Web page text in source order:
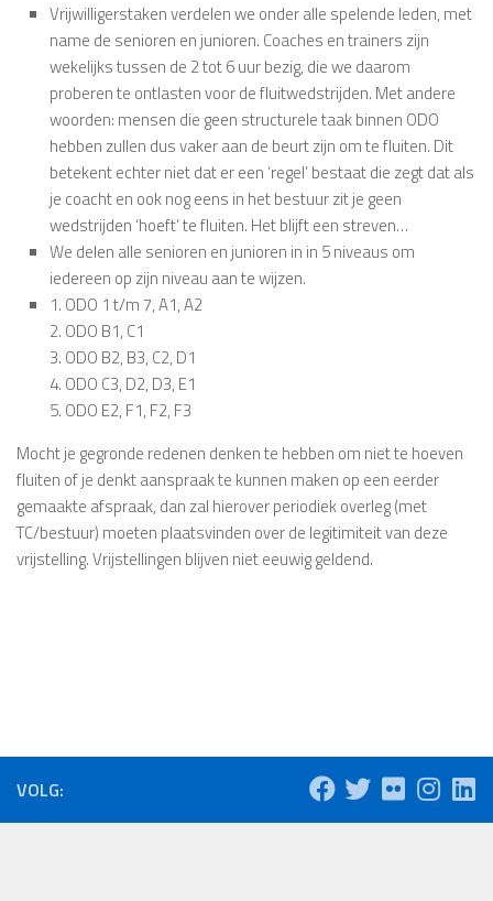
Vrijwilligerstaken verdelen we onder alle spelende leden, met
name de senioren en junioren. Coaches en trainers zijn
wekelijks tussen de 2 tot 6 uur bezig, die we daarom
proberen te ontlasten voor de fluitwedstrijden. Met andere
woorden: mensen die geen structurele taak binnen ODO
hebben zullen dus vaker aan de beurt zijn om te fluiten. Dit
betekent echter niet dat er een ‘regel’ bestaat die zegt dat als
je coacht en ook nog eens in het bestuur zit je geen
wedstrijden ‘hoeft’ te fluiten. Het blijft een streven…
We delen alle senioren en junioren in in 5 niveaus om
iedereen op zijn niveau aan te wijzen.
1. ODO 1 t/m 7, A1, A2
2. ODO B1, C1
3. ODO B2, B3, C2, D1
4. ODO C3, D2, D3, E1
5. ODO E2, F1, F2, F3
Mocht je gegronde redenen denken te hebben om niet te hoeven
fluiten of je denkt aanspraak te kunnen maken op een eerder
gemaakte afspraak, dan zal hierover periodiek overleg (met
TC/bestuur) moeten plaatsvinden over de legitimiteit van deze
vrijstelling. Vrijstellingen blijven niet eeuwig geldend.
VOLG: